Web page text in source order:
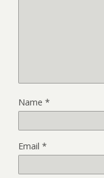
Name *
Email *